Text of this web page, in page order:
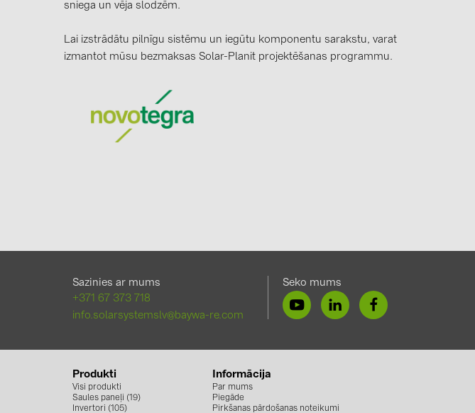
sniega un vēja slodzēm.
Lai izstrādātu pilnīgu sistēmu un iegūtu komponentu sarakstu, varat
izmantot mūsu bezmaksas Solar-Planit projektēšanas programmu.
Sazinies ar mums
+371 67 373 718
info.solarsystemslv@baywa-re.com
Seko mums
Produkti
Visi produkti
Saules paneļi (19)
Invertori (105)
Informācija
Par mums
Piegāde
Pirkšanas pārdošanas noteikumi